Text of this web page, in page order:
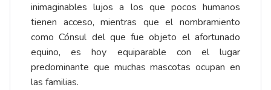
inimaginables lujos a los que pocos humanos
tienen acceso, mientras que el nombramiento
como Cónsul del que fue objeto el afortunado
equino, es hoy equiparable con el lugar
predominante que muchas mascotas ocupan en
las familias.